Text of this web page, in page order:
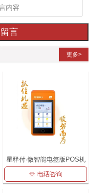
言
更多>
星驿付·微智能电签版POS机
☏ 电话咨询